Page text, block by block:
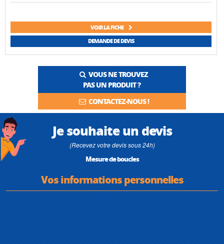
VOIR LA FICHE
DEMANDE DE DEVIS
VOUS NE TROUVEZ
PAS UN PRODUIT ?
CONTACTEZ-NOUS !
Je souhaite un devis
(Recevez votre devis sous 24h)
Mesure de boucles
Vos informations personnelles